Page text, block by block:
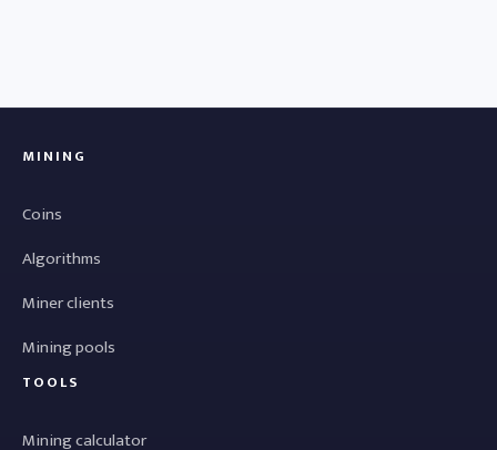
MINING
Coins
Algorithms
Miner clients
Mining pools
TOOLS
Mining calculator